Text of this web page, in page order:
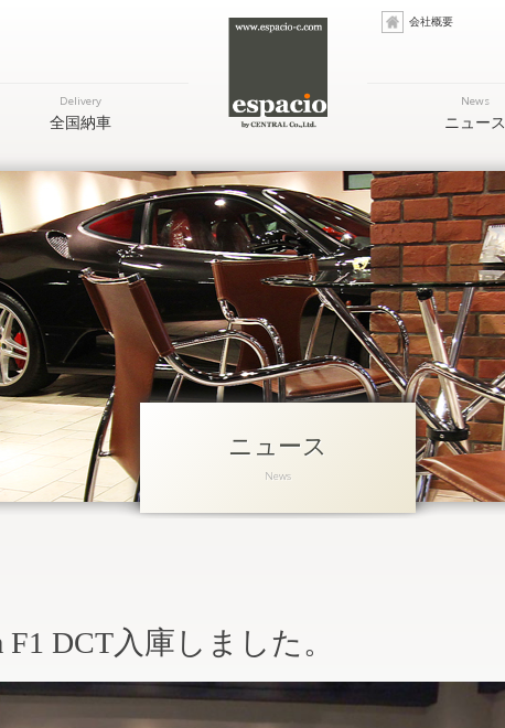
会社概要
Delivery
全国納車
News
ニュース
ニュース
News
DCT入庫しました。